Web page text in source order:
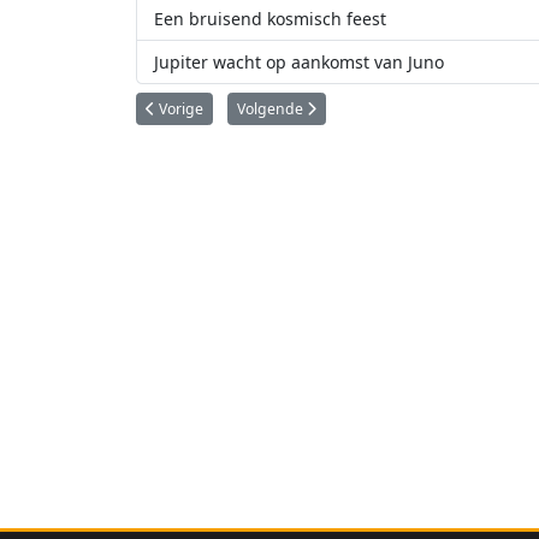
Een bruisend kosmisch feest
Jupiter wacht op aankomst van Juno
Vorig artikel: Nieuwe telescoop op ESO’s La Silla-
Vorige Volgende artikel: Astronomen brengen
Volgende